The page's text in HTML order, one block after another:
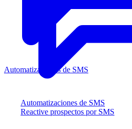
Automatizaciones de SMS
Reactive prospectos por SMS
Automatizaciones de SMS